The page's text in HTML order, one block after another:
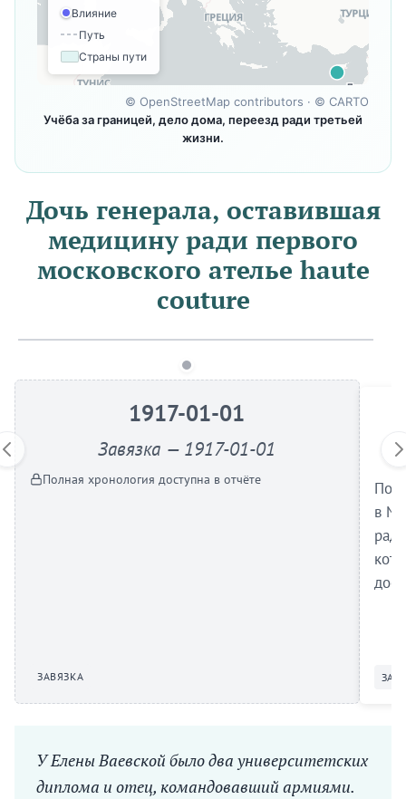
Влияние
Путь
Страны пути
© OpenStreetMap contributors · © CARTO
Учёба за границей, дело дома, переезд ради третьей
жизни.
Дочь генерала, оставившая
медицину ради первого
московского ателье haute
couture
1917-01-01
Завязка — 1917-01-01
Полная хронология доступна в отчёте
ЗАВЯЗКА
в
У Елены Ваевской было два университетских
диплома и отец, командовавший армиями.